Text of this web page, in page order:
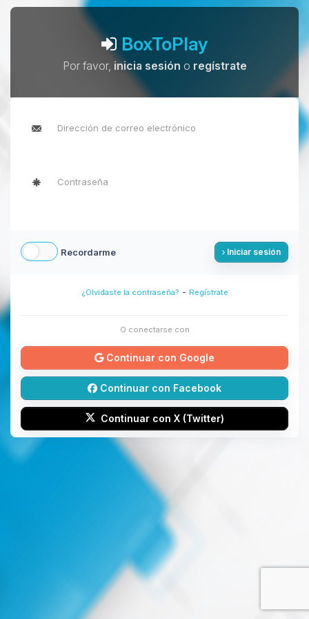
BoxToPlay
Por favor, inicia sesión o regístrate
Recordarme Iniciar sesión
¿Olvidaste la contraseña? - Regístrate
O conectarse con
Continuar con Google
Continuar con Facebook
Continuar con X (Twitter)